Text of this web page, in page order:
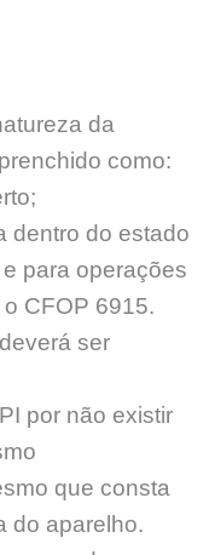
da
como:
dentro do estado
para operações
CFOP 6915.
ser
por não existir
que consta
do aparelho.